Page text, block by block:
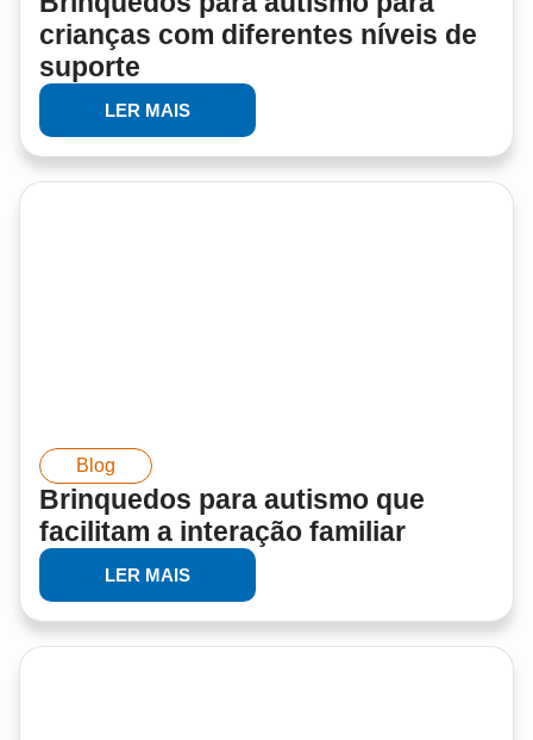
crianças com diferentes níveis de
suporte
LER MAIS
Blog
Brinquedos para autismo que
facilitam a interação familiar
LER MAIS